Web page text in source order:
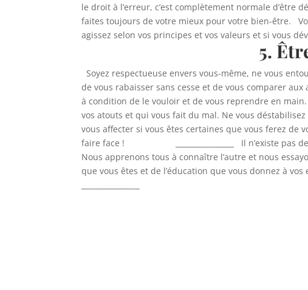
le droit à l’erreur, c’est complètement normale d’être
faites toujours de votre mieux pour votre bien-être.
agissez selon vos principes et vos valeurs et si vous
5.
Soyez respectueuse envers vous-même, ne vous
de vous rabaisser sans cesse et de vous comparer
à condition de le vouloir et de vous reprendre en
vos atouts et qui vous fait du mal. Ne vous
vous affecter si vous êtes certaines que vous ferez
faire face !
Il n’existe pas
Nous apprenons tous à connaître l’autre et nous
que vous êtes et de l’éducation que vous donnez à